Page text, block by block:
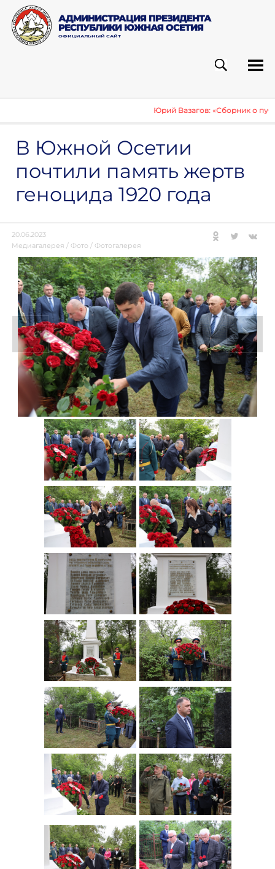
АДМИНИСТРАЦИЯ ПРЕЗИДЕНТА
РЕСПУБЛИКИ ЮЖНАЯ ОСЕТИЯ
ОФИЦИАЛЬНЫЙ САЙТ
ПОИСК
Юрий Вазагов: «Сборник о
В Южной Осетии
почтили память жертв
геноцида 1920 года
20.06.2023
Медиагалерея / Фото / Фотогалерея